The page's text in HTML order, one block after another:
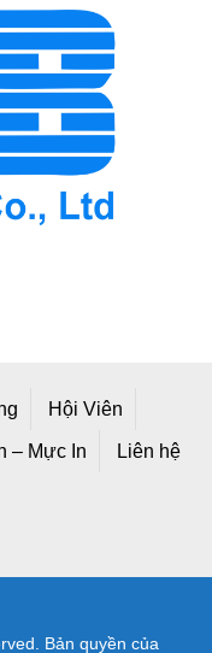
Hội Viên
– Mực In Liên hệ
Bản quyền của